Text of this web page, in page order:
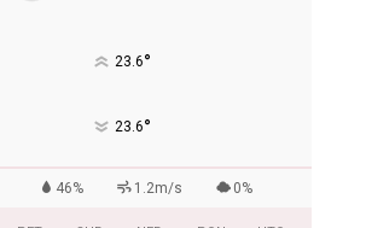
23.6°
23.6°
46% 1.2m/s 0%